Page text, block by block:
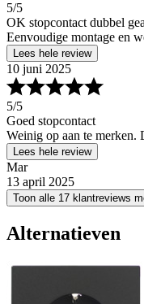
5/5
OK stopcontact dubbel
Eenvoudige montage en
Lees hele review
10 juni 2025
5/5
Goed stopcontact
Weinig op aan te merken.
Lees hele review
Mar
13 april 2025
Toon alle 17 klantreviews
Alternatieven